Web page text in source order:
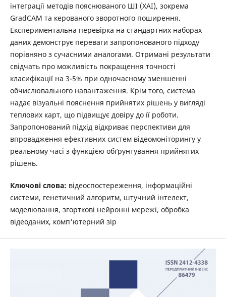
інтеграції методів пояснюваного ШІ (XAI), зокрема
GradCAM та керованого зворотного поширення.
Експериментальна перевірка на стандартних наборах
даних демонструє переваги запропонованого підходу
порівняно з сучасними аналогами. Отримані результати
свідчать про можливість покращення точності
класифікації на 3-5% при одночасному зменшенні
обчислювального навантаження. Крім того, система
надає візуальні пояснення прийнятих рішень у вигляді
теплових карт, що підвищує довіру до її роботи.
Запропонований підхід відкриває перспективи для
впровадження ефективних систем відеомоніторингу у
реальному часі з функцією обґрунтування прийнятих
рішень.
Ключові слова: відеоспостереження, інформаційні
системи, генетичний алгоритм, штучний інтелект,
моделювання, згорткові нейронні мережі, обробка
відеоданих, комп'ютерний зір